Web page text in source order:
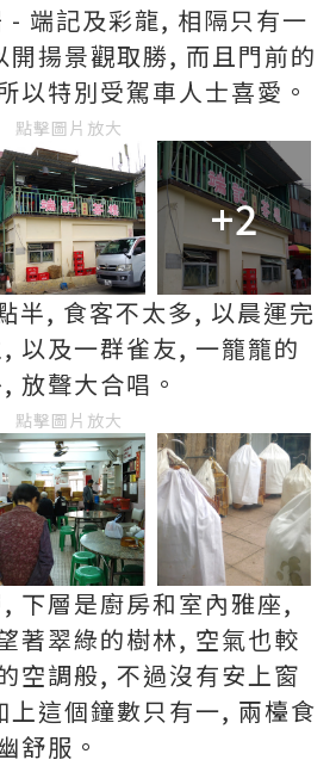
- 端記及彩龍, 相隔只有一
開揚景觀取勝, 而且門前的
以特別受駕車人士喜愛。
點擊圖片放大
+2
半, 食客不太多, 以晨運完
以及一群雀友, 一籠籠的
放聲大合唱。
點擊圖片放大
下層是廚房和室內雅座,
著翠綠的樹林, 空氣也較
空調般, 不過沒有安上窗
這個鐘數只有一, 兩檯食
舒服。